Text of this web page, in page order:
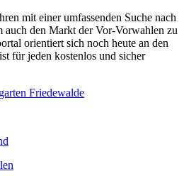
mit einer umfassenden Suche nach
auch den Markt der Vor-Vorwahlen zu
orientiert sich noch heute an den
für jeden kostenlos und sicher
Friedewalde